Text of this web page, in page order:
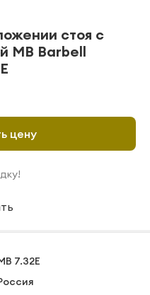
стоя с
MB Barbell
7.32E
цену